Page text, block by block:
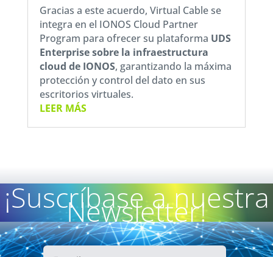
Gracias a este acuerdo, Virtual Cable se
integra en el IONOS Cloud Partner
Program para ofrecer su plataforma UDS
Enterprise sobre la infraestructura
cloud de IONOS, garantizando la máxima
protección y control del dato en sus
escritorios virtuales.
LEER MÁS
¡Suscríbase a nuestra
Newsletter!